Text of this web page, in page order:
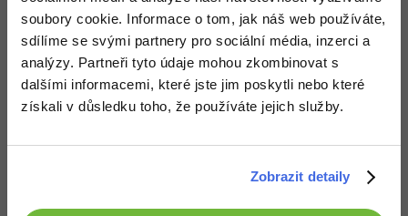
soubory cookie. Informace o tom, jak náš web používáte,
sdílíme se svými partnery pro sociální média, inzerci a
analýzy. Partneři tyto údaje mohou zkombinovat s
dalšími informacemi, které jste jim poskytli nebo které
získali v důsledku toho, že používáte jejich služby.
Zobrazit detaily
Nahoru Odpovědět
CZkiniCZ: 13.6.2015 14:07
Ještě mě napadlo jestly by pro sonar nešel využít 18,5" LCD
screen. U starého monitoru mi vyhořel zdroj ale obrazová plocha